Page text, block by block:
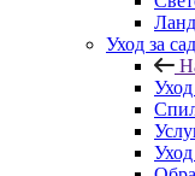
Уход за